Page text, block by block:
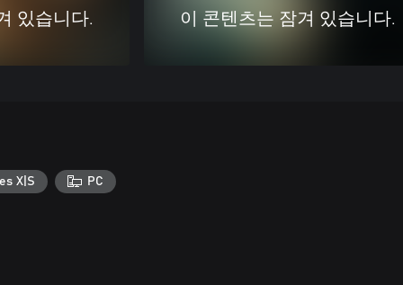
있습니다. 이 콘텐츠는 잠겨 있습니다.
X|S PC